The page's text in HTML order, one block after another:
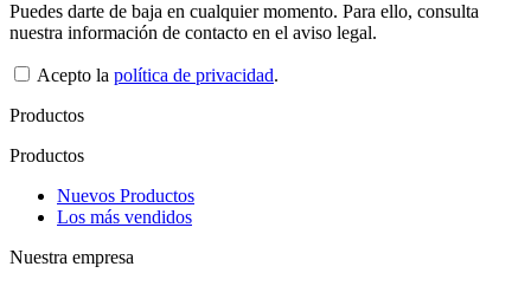
Puedes darte de baja en cualquier momento. Para ello, consulta
nuestra información de contacto en el aviso legal.
Acepto la política de privacidad.
Productos
Productos
Nuevos Productos
Los más vendidos
Nuestra empresa